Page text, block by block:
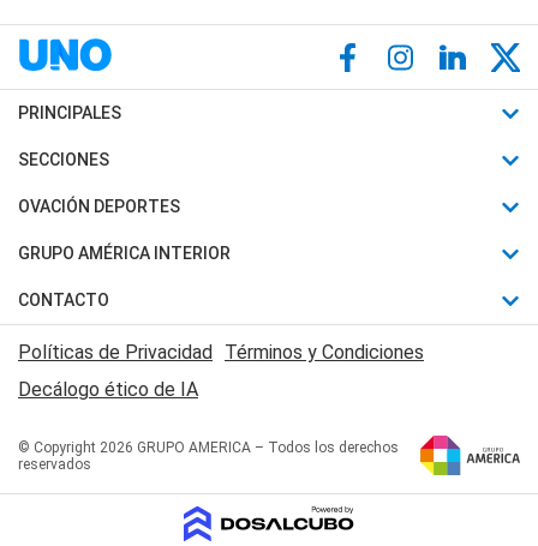
PRINCIPALES
Últimas Noticias
Política
Judiciales
Economia
SECCIONES
Horóscopo
Motores
Trucos caseros
Series y Películas
Edictos y Solicitadas
OVACIÓN DEPORTES
Fútbol
Mundial
Automovilismo
Rugby
Básquet
GRUPO AMÉRICA INTERIOR
Canal 7 en Vivo
San Juan 8
CONTACTO
Acerca de Nosotros
Contactanos
Políticas de Privacidad Términos y Condiciones
Decálogo ético de IA
© Copyright 2026 GRUPO AMERICA – Todos los derechos
reservados